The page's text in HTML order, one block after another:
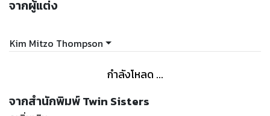
จากผู้แต่ง
Kim Mitzo Thompson
กำลังโหลด ...
จากสำนักพิมพ์ Twin Sisters